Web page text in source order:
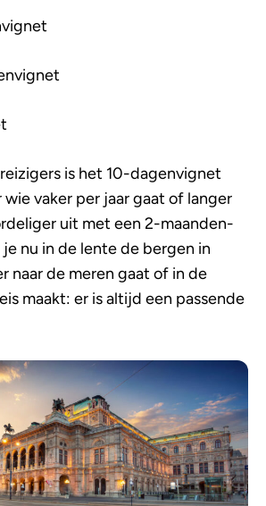
is het 10-dagenvignet
wie vaker per jaar gaat of langer
uit met een 2-maanden-
nu in de lente de bergen in
naar de meren gaat of in de
maakt: er is altijd een passende